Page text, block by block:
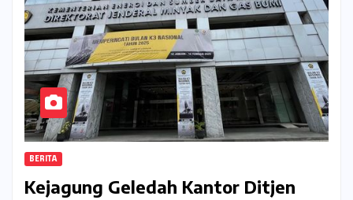
BERITA
Kejagung Geledah Kantor Ditjen